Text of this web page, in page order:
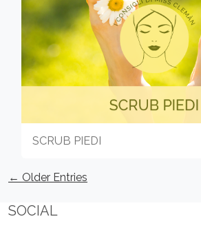
SCRUB PIEDI
← Older Entries
SOCIAL